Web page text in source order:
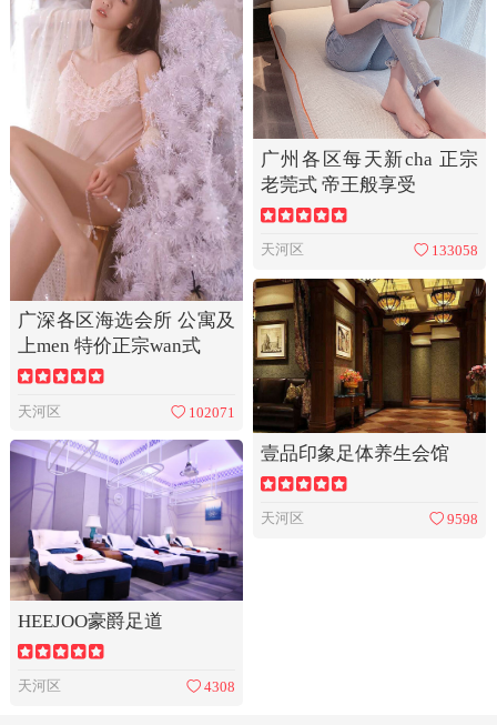
广州各区每天新cha 正宗
老莞式 帝王般享受
天河区 133058
广深各区海选会所 公寓及
上men 特价正宗wan式
天河区 102071
壹品印象足体养生会馆
天河区 9598
HEEJOO豪爵足道
天河区 4308